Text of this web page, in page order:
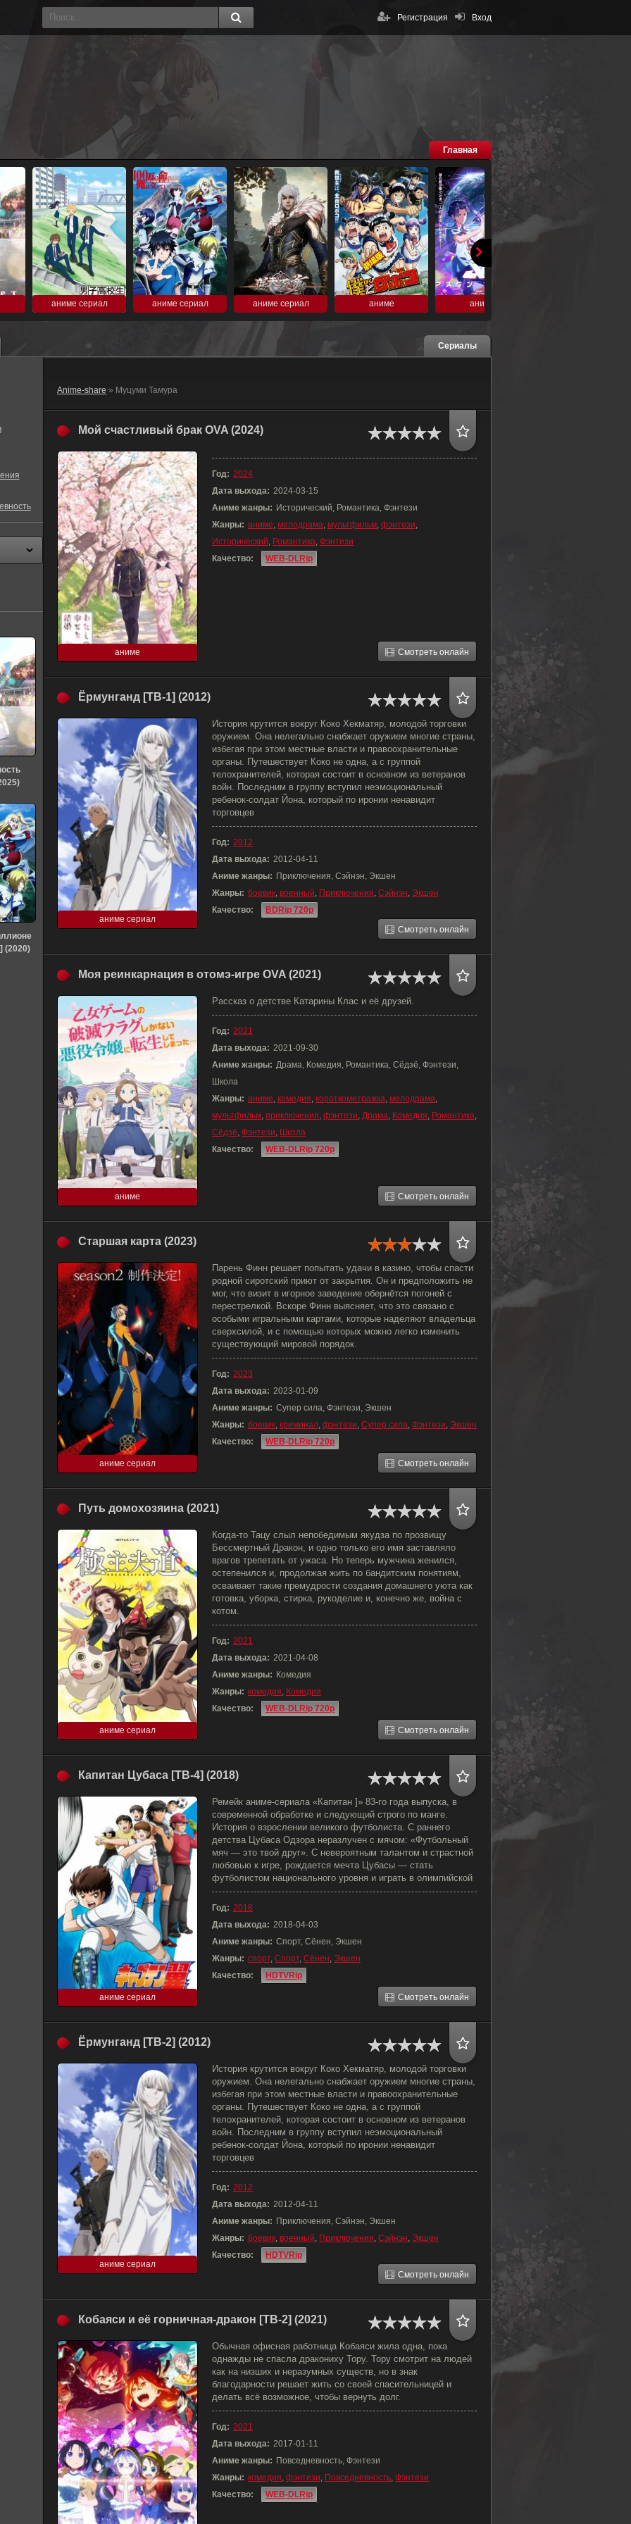
Вход
Регистрация
Главная
аниме сериал аниме сериал аниме сериал аниме аниме
Сериалы
Anime-share » Муцуми Тамура
Мой счастливый брак OVA (2024)
аниме
Год: 2024
Дата выхода: 2024-03-15
Аниме жанры: Исторический, Романтика, Фэнтези
Жанры: аниме, мелодрама, мультфильм, фэнтези,
Исторический, Романтика, Фэнтези
Качество:
WEB-DLRip
Смотреть онлайн
Ёрмунганд [ТВ-1] (2012)
аниме сериал
История крутится вокруг Коко Хекматяр, молодой торговки
оружием. Она нелегально снабжает оружием многие страны,
избегая при этом местные власти и правоохранительные
органы. Путешествует Коко не одна, а с группой
телохранителей, которая состоит в основном из ветеранов
войн. Последним в группу вступил неэмоциональный
ребенок-солдат Йона, который по иронии ненавидит
торговцев
Год: 2012
Дата выхода: 2012-04-11
Аниме жанры: Приключения, Сэйнэн, Экшен
Жанры: боевик, военный, Приключения, Сэйнэн, Экшен
Качество:
BDRip 720p
Смотреть онлайн
Моя реинкарнация в отомэ-игре OVA (2021)
аниме
Рассказ о детстве Катарины Клас и её друзей.
Год: 2021
Дата выхода: 2021-09-30
Аниме жанры: Драма, Комедия, Романтика, Сёдзё, Фэнтези,
Школа
Жанры: аниме, комедия, короткометражка, мелодрама,
мультфильм, приключения, фэнтези, Драма, Комедия, Романтика,
Сёдзё, Фэнтези, Школа
Качество:
WEB-DLRip 720p
Смотреть онлайн
Старшая карта (2023)
аниме сериал
Парень Финн решает попытать удачи в казино, чтобы спасти
родной сиротский приют от закрытия. Он и предположить не
мог, что визит в игорное заведение обернётся погоней с
перестрелкой. Вскоре Финн выясняет, что это связано с
особыми игральными картами, которые наделяют владельца
сверхсилой, и с помощью которых можно легко изменить
существующий мировой порядок.
Год: 2023
Дата выхода: 2023-01-09
Аниме жанры: Супер сила, Фэнтези, Экшен
Жанры: боевик, криминал, фэнтези, Супер сила, Фэнтези, Экшен
Качество:
WEB-DLRip 720p
Смотреть онлайн
Путь домохозяина (2021)
аниме сериал
Когда-то Тацу слыл непобедимым якудза по прозвищу
Бессмертный Дракон, и одно только его имя заставляло
врагов трепетать от ужаса. Но теперь мужчина женился,
остепенился и, продолжая жить по бандитским понятиям,
осваивает такие премудрости создания домашнего уюта как
готовка, уборка, стирка, рукоделие и, конечно же, война с
котом.
Год: 2021
Дата выхода: 2021-04-08
Аниме жанры: Комедия
Жанры: комедия, Комедия
Качество:
WEB-DLRip 720p
Смотреть онлайн
Капитан Цубаса [ТВ-4] (2018)
аниме сериал
Ремейк аниме-сериала «Капитан ]» 83-го года выпуска, в
современной обработке и следующий строго по манге.
История о взрослении великого футболиста. С раннего
детства Цубаса Одзора неразлучен с мячом: «Футбольный
мяч — это твой друг». С невероятным талантом и страстной
любовью к игре, рождается мечта Цубасы — стать
футболистом национального уровня и играть в олимпийской
Год: 2018
Дата выхода: 2018-04-03
Аниме жанры: Спорт, Сёнен, Экшен
Жанры: спорт, Спорт, Сёнен, Экшен
Качество:
HDTVRip
Смотреть онлайн
Ёрмунганд [ТВ-2] (2012)
аниме сериал
История крутится вокруг Коко Хекматяр, молодой торговки
оружием. Она нелегально снабжает оружием многие страны,
избегая при этом местные власти и правоохранительные
органы. Путешествует Коко не одна, а с группой
телохранителей, которая состоит в основном из ветеранов
войн. Последним в группу вступил неэмоциональный
ребенок-солдат Йона, который по иронии ненавидит
торговцев
Год: 2012
Дата выхода: 2012-04-11
Аниме жанры: Приключения, Сэйнэн, Экшен
Жанры: боевик, военный, Приключения, Сэйнэн, Экшен
Качество:
HDTVRip
Смотреть онлайн
Кобаяси и её горничная-дракон [ТВ-2] (2021)
Обычная офисная работница Кобаяси жила одна, пока
однажды не спасла дракониху Тору. Тору смотрит на людей
как на низших и неразумных существ, но в знак
благодарности решает жить со своей спасительницей и
делать всё возможное, чтобы вернуть долг.
Год: 2021
Дата выхода: 2017-01-11
Аниме жанры: Повседневность, Фэнтези
Жанры: комедия, фэнтези, Повседневность, Фэнтези
Качество:
WEB-DLRip
(2020)